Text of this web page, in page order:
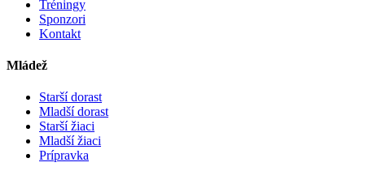
Tréningy
Sponzori
Kontakt
Mládež
Starší dorast
Mladší dorast
Starší žiaci
Mladší žiaci
Prípravka